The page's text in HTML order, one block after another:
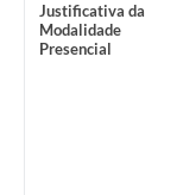
Justificativa da
Modalidade
Presencial